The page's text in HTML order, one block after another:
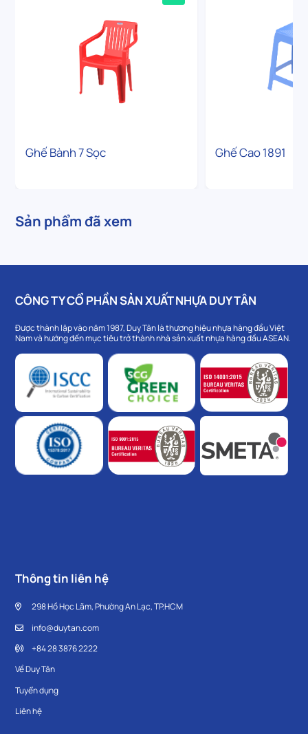
Ghế Bành 7 Sọc Ghế Cao 1891
Sản phẩm đã xem
CÔNG TY CỔ PHẦN SẢN XUẤT NHỰA DUY TÂN
Được thành lập vào năm 1987, Duy Tân là thương hiệu nhựa hàng đầu Việt
Nam và hướng đến mục tiêu trở thành nhà sản xuất nhựa hàng đầu ASEAN.
Thông tin liên hệ
298 Hồ Học Lãm, Phường An Lạc, TP.HCM
info@duytan.com
+84 28 3876 2222
Về Duy Tân
Tuyển dụng
Liên hệ